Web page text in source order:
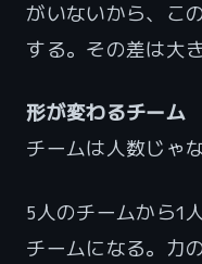
がいないから、こ
する。その差は大き
形が変わるチーム
チームは人数じゃ
5人のチームから1
チームになる。力